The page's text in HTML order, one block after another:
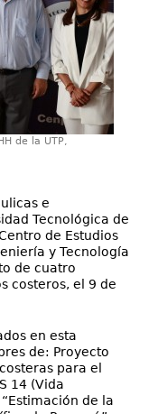
de la UTP,
e
Tecnológica de
de Estudios
y Tecnología
de cuatro
costeros, el 9 de
en esta
de: Proyecto
para el
14 (Vida
de la